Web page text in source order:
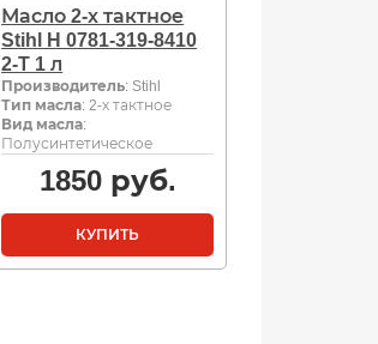
Масло 2-х тактное
Stihl H 0781-319-8410
2-T 1 л
Производитель: Stihl
Тип масла: 2-х тактное
Вид масла:
Полусинтетическое
1850руб.
КУПИТЬ